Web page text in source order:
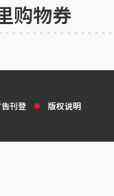
购物券
告刊登 版权说明